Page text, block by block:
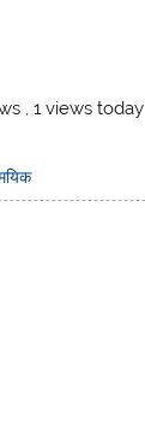
, 1 views today